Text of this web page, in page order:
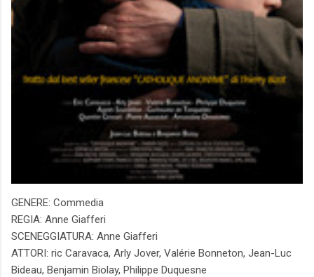
GENERE: Commedia
REGIA: Anne Giafferi
SCENEGGIATURA: Anne Giafferi
ATTORI: ric Caravaca, Arly Jover, Valérie Bonneton, Jean-Luc
Bideau, Benjamin Biolay, Philippe Duquesne